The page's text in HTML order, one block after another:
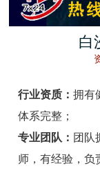
宁波白蚁防治
象山白蚁防治
温州白蚁防治
白
行业资质： 拥有
体系完整；
专业团队： 团队
师，有经验，负